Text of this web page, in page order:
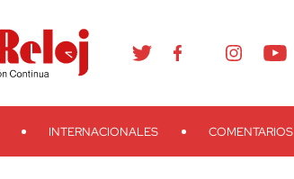
Search
INTERNACIONALES COMENTARIOS